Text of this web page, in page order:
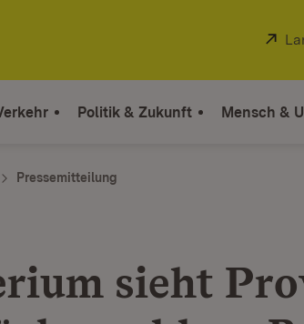
Politik & Zukunft Mensch &
Pressemitteilung
sieht